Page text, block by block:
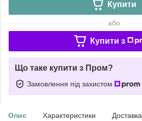
Купити
або
Купити з
Що таке купити з Пром?
Замовлення під захистом
Опис Характеристики Доставка